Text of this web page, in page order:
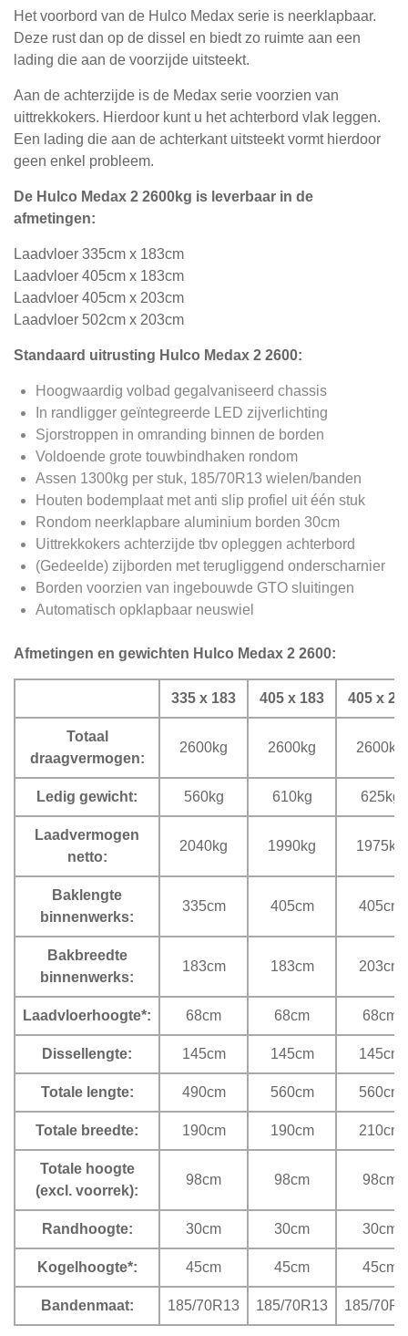
Het voorbord van de Hulco Medax serie is neerklapbaar.
Deze rust dan op de dissel en biedt zo ruimte aan een
lading die aan de voorzijde uitsteekt.
Aan de achterzijde is de Medax serie voorzien van
uittrekkokers. Hierdoor kunt u het achterbord vlak leggen.
Een lading die aan de achterkant uitsteekt vormt hierdoor
geen enkel probleem.
De Hulco Medax 2 2600kg is leverbaar in de
afmetingen:
Laadvloer 335cm x 183cm
Laadvloer 405cm x 183cm
Laadvloer 405cm x 203cm
Laadvloer 502cm x 203cm
Standaard uitrusting Hulco Medax 2 2600:
Hoogwaardig volbad gegalvaniseerd chassis
In randligger geïntegreerde LED zijverlichting
Sjorstroppen in omranding binnen de borden
Voldoende grote touwbindhaken rondom
Assen 1300kg per stuk, 185/70R13 wielen/banden
Houten bodemplaat met anti slip profiel uit één stuk
Rondom neerklapbare aluminium borden 30cm
Uittrekkokers achterzijde tbv opleggen achterbord
(Gedeelde) zijborden met terugliggend onderscharnier
Borden voorzien van ingebouwde GTO sluitingen
Automatisch opklapbaar neuswiel
Afmetingen en gewichten Hulco Medax 2 2600:
335 x 183 405 x 183 405 x
Totaal
draagvermogen:
2600kg 2600kg 2600kg
Ledig gewicht: 560kg 610kg 625kg
Laadvermogen
netto:
2040kg 1990kg 1975kg
Baklengte
binnenwerks:
335cm 405cm 405cm
Bakbreedte
binnenwerks:
183cm 183cm 203cm
Laadvloerhoogte*: 68cm 68cm 68cm
Dissellengte: 145cm 145cm 145cm
Totale lengte: 490cm 560cm 560cm
Totale breedte: 190cm 190cm 210cm
Totale hoogte
(excl. voorrek):
98cm 98cm 98cm
Randhoogte: 30cm 30cm 30cm
Kogelhoogte*: 45cm 45cm 45cm
Bandenmaat: 185/70R13 185/70R13 185/